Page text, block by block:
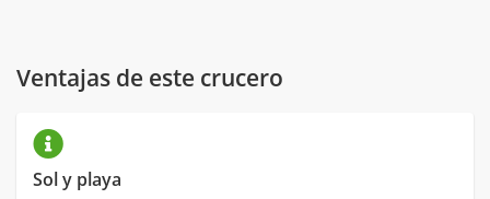
Ventajas de este crucero
Sol y playa